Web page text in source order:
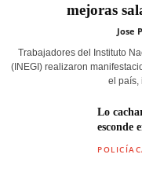
mejoras
Jose
Trabajadores del Instituto
(INEGI) realizaron
el país,
Lo
esconde